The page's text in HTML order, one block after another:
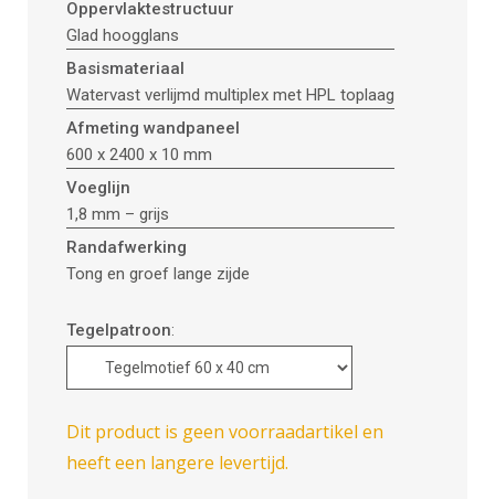
Oppervlaktestructuur
Glad hoogglans
Basismateriaal
Watervast verlijmd multiplex met HPL toplaag
Afmeting wandpaneel
600 x 2400 x 10 mm
Voeglijn
1,8 mm – grijs
Randafwerking
Tong en groef lange zijde
Tegelpatroon:
Dit product is geen voorraadartikel en
heeft een langere levertijd.